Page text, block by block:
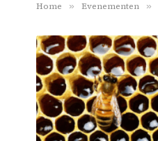
Home » Evenementen »